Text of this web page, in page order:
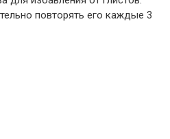
повторять его каждые 3